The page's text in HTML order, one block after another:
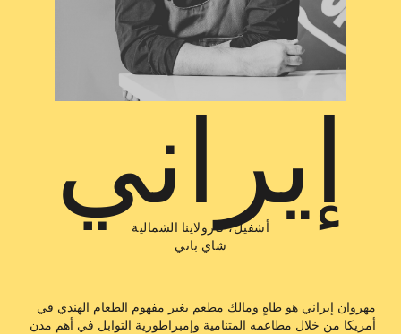
إيراني
أشفيل، كارولاينا الشمالية
شاي باني
مهروان إيراني هو طاهٍ ومالك مطعم يغير مفهوم الطعام الهندي في
أمريكا من خلال مطاعمه المتنامية وإمبراطورية التوابل في أهم مدن